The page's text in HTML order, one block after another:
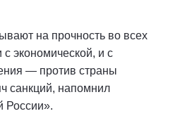
на прочность во всех
экономической, и с
— против страны
санкций, напомнил
России».